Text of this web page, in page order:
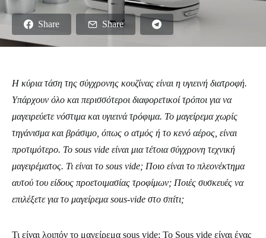
Share Share
Η κύρια τάση της σύγχρονης κουζίνας είναι η υγιεινή διατροφή.
Υπάρχουν όλο και περισσότεροι διαφορετικοί τρόποι για να
μαγειρεύετε νόστιμα και υγιεινά τρόφιμα. Το μαγείρεμα χωρίς
τηγάνισμα και βράσιμο, όπως ο ατμός ή το κενό αέρος, είναι
προτιμότερο. Το sous vide είναι μια τέτοια σύγχρονη τεχνική
μαγειρέματος. Τι είναι το sous vide; Ποιο είναι το πλεονέκτημα
αυτού του είδους προετοιμασίας τροφίμων; Ποιές συσκευές να
επιλέξετε για το μαγείρεμα sous-vide στο σπίτι;
Τι είναι λοιπόν το μαγείρεμα sous vide; Το Sous vide είναι ένας